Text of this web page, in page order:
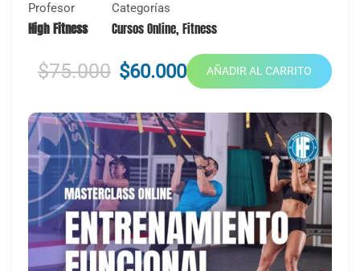
Profesor
High Fitness
Categorías
Cursos Online,Fitness
$75.000 $60.000 AÑADIR AL CARRITO